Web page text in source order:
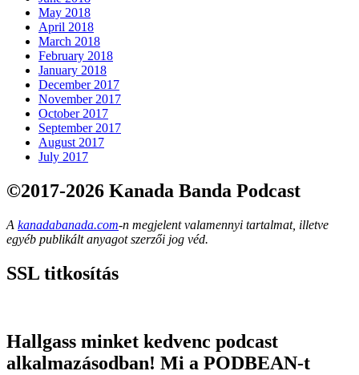
May 2018
April 2018
March 2018
February 2018
January 2018
December 2017
November 2017
October 2017
September 2017
August 2017
July 2017
©2017-2026 Kanada Banda Podcast
A kanadabanada.com-n megjelent valamennyi tartalmat, illetve
egyéb publikált anyagot szerzői jog véd.
SSL titkosítás
Hallgass minket kedvenc podcast
alkalmazásodban! Mi a PODBEAN-t